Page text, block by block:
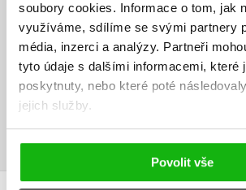
soubory cookies. Informace o tom, jak
využíváme, sdílíme se svými partnery
média, inzerci a analýzy. Partneři
tyto údaje s dalšími informacemi, které
poskytnuty, nebo které poté
jejich služby.
Povolit vše
V současné době nejsou vytvořena žádná
Vaše hodnocení
Uživatelskou recenzi mohou vkládat pouze